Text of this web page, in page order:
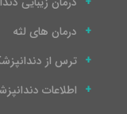
درمان های لثه
ترس از
اطلاعات